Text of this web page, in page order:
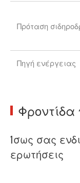
Πρόταση
Πηγή ενέργειας
Ίσως σας
ερωτήσεις